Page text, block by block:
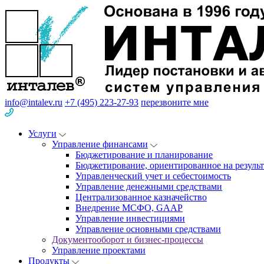
info@intalev.ru +7 (495) 223-27-93 перезвоните мне
Услуги
Управление финансами
Бюджетирование и планирование
Бюджетирование, ориентированное на
Управленческий учет и себестоимость
Управление денежными средствами
Централизованное казначейство
Внедрение МСФО, GAAP
Управление инвестициями
Управление основными средствами
Документооборот и бизнес-процессы
Управление проектами
Продукты